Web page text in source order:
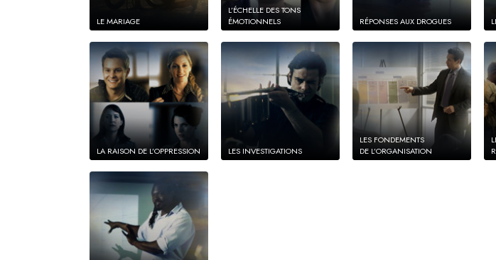
LE MARIAGE
L’ÉCHELLE DES TONS
ÉMOTIONNELS
RÉPONSES AUX DROGUES
LA RAISON DE L’OPPRESSION LES INVESTIGATIONS
LES FONDEMENTS
DE L’ORGANISATION